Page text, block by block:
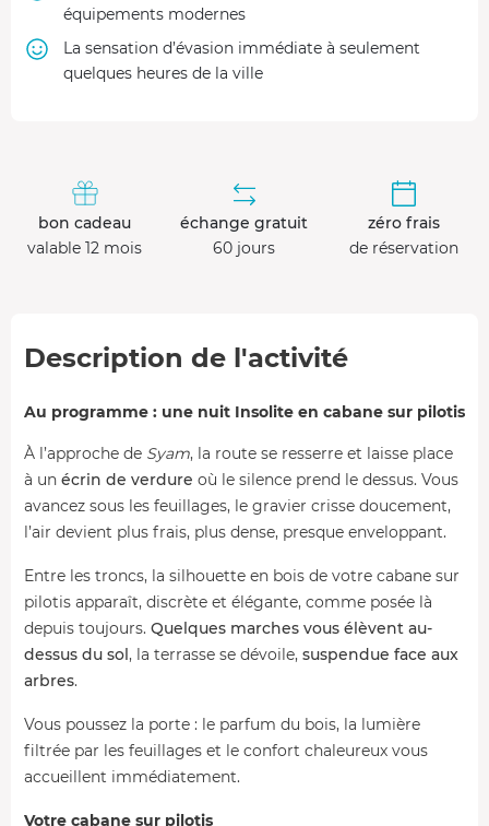
équipements modernes
La sensation d’évasion immédiate à seulement
quelques heures de la ville
bon cadeau
valable 12 mois
échange gratuit
60 jours
zéro frais
de réservation
Description de l'activité
Au programme : une nuit Insolite en cabane sur pilotis
À l’approche de Syam, la route se resserre et laisse place
à un écrin de verdure où le silence prend le dessus. Vous
avancez sous les feuillages, le gravier crisse doucement,
l’air devient plus frais, plus dense, presque enveloppant.
Entre les troncs, la silhouette en bois de votre cabane sur
pilotis apparaît, discrète et élégante, comme posée là
depuis toujours. Quelques marches vous élèvent au-
dessus du sol, la terrasse se dévoile, suspendue face aux
arbres.
Vous poussez la porte : le parfum du bois, la lumière
filtrée par les feuillages et le confort chaleureux vous
accueillent immédiatement.
Votre cabane sur pilotis